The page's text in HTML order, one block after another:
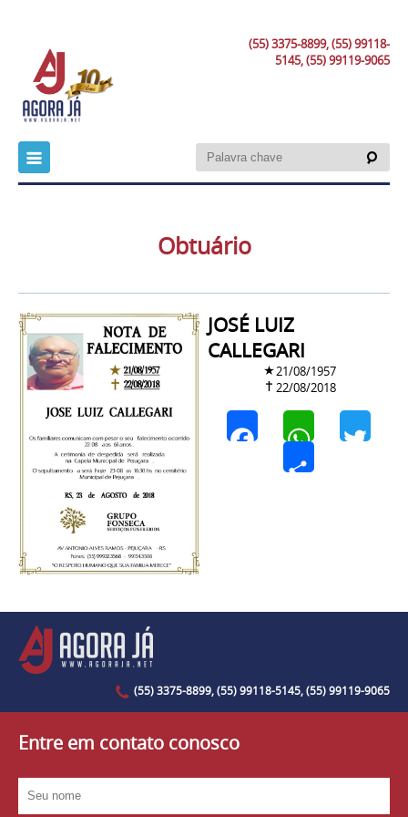
(55) 3375-8899, (55) 99118-
5145, (55) 99119-9065
Obtuário
JOSÉ LUIZ
CALLEGARI
21/08/1957
22/08/2018
Facebook WhatsApp
(55) 3375-8899, (55) 99118-5145, (55) 99119-9065
Entre em contato conosco